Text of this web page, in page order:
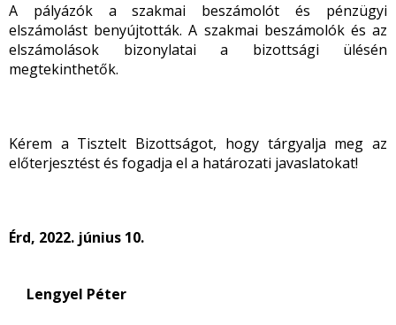
A pályázók a szakmai beszámolót és pénzügyi
elszámolást benyújtották. A szakmai beszámolók és az
elszámolások bizonylatai a bizottsági ülésén
megtekinthetők.
Kérem a Tisztelt Bizottságot, hogy tárgyalja meg az
előterjesztést és fogadja el a határozati javaslatokat!
Érd, 2022. június 10.
Lengyel Péter